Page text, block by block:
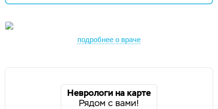
подробнее о враче
Неврологи на карте
Рядом с вами!